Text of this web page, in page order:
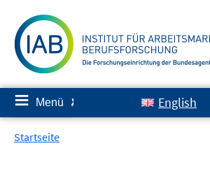
zum
Inhalt
≡ Menü ✘ English
Startseite